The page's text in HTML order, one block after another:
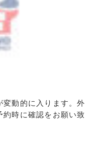
動的に入ります。外
時に確認をお願い致